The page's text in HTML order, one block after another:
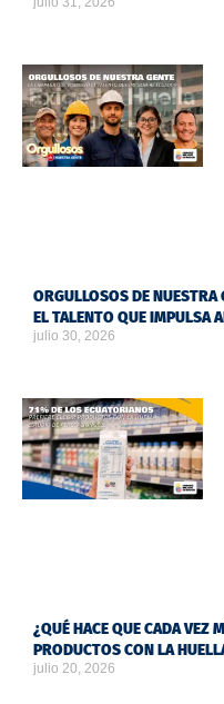
ORGULLOSOS DE
EL TALENTO QUE IMPULSA
julio 30, 2026
¿QUÉ HACE QUE CADA VEZ
PRODUCTOS CON LA
julio 20, 2026